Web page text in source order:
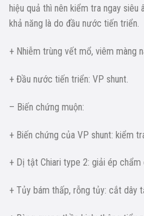
hiệu quả thì nên kiểm tra ngay siêu
khả năng là do đầu nước tiến triển.
+ Nhiễm trùng vết mổ, viêm màng
+ Đầu nước tiến triển: VP shunt.
– Biến chứng muộn:
+ Biến chứng của VP shunt: kiểm
+ Dị tật Chiari type 2: giải ép chẩm
+ Tủy bám thấp, rỗng tủy: cắt dây